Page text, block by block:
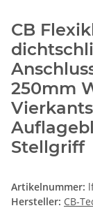
CB
250mm
Stellgriff
Artikelnummer:
Hersteller: CB-